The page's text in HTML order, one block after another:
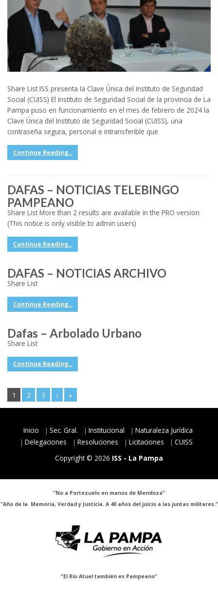
Share List ISS presenta la Clave Única del Instituto de Seguridad
Social (CUISS) El Instituto de Seguridad Social de la provincia de La
Pampa puso en funcionamiento en el mes de febrero de 2024 la
Clave Única del Instituto de Seguridad Social (CUISS), una
contraseña segura, personal e intransferible que
Continue Reading...
DAFAS – NOTICIAS TELEBINGO
PAMPEANO
Share List More than 2 results are available in the PRO version
(This notice is only visible to admin users)
Continue Reading...
DAFAS – NOTICIAS ARCHIVO
Share List
Continue Reading...
Dafas – Arbolado Urbano
Share List
Continue Reading...
1 2 3 › »
Inicio Sec. Gral. Institucional
Naturaleza Jurídica
Delegaciones
Resoluciones Licitaciones
CUISS
Copyright © 2026 ISS - La Pampa
“No a Portezuelo en manos de Mendoza”
"Año de la Memoria, Verdad y Justicia. A 40 años del juicio a las juntas militares."
“El Río Atuel también es Pampeano”